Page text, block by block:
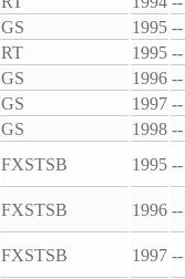
GS 1995 --
RT 1995 --
GS 1996 --
GS 1997 --
GS 1998 --
FXSTSB 1995 --
FXSTSB 1996 --
FXSTSB 1997 --